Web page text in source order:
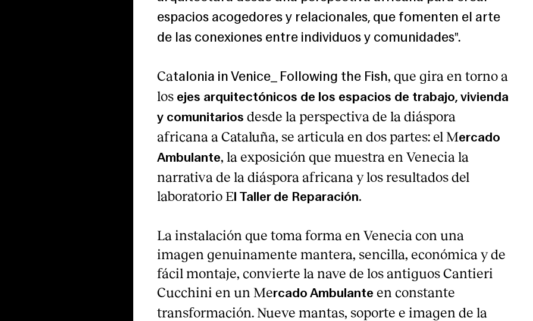
espacios acogedores y relacionales, que fomenten el arte
de las conexiones entre individuos y comunidades".
Catalonia in Venice_ Following the Fish, que gira en torno a
los ejes arquitectónicos de los espacios de trabajo, vivienda
y comunitarios desde la perspectiva de la diáspora
africana a Cataluña, se articula en dos partes: el Mercado
Ambulante, la exposición que muestra en Venecia la
narrativa de la diáspora africana y los resultados del
laboratorio E l Taller de Reparación.
La instalación que toma forma en Venecia con una
imagen genuinamente mantera, sencilla, económica y de
fácil montaje, convierte la nave de los antiguos Cantieri
Cucchini en un Mercado Ambulante en constante
transformación. Nueve mantas, soporte e imagen de la